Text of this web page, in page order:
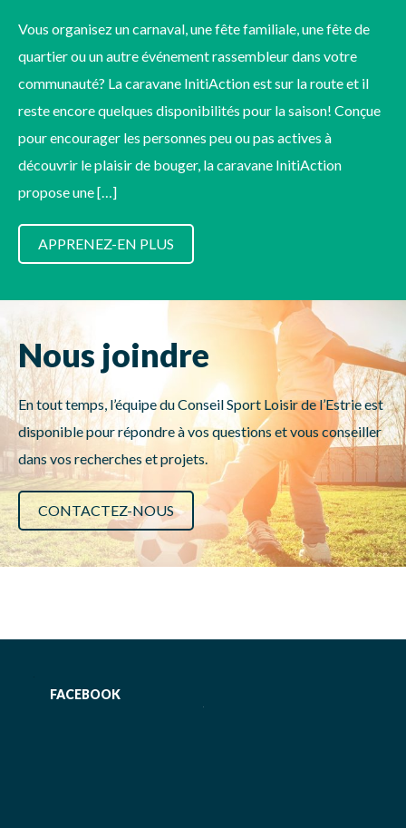
Vous organisez un carnaval, une fête familiale, une fête de
quartier ou un autre événement rassembleur dans votre
communauté? La caravane InitiAction est sur la route et il
reste encore quelques disponibilités pour la saison! Conçue
pour encourager les personnes peu ou pas actives à
découvrir le plaisir de bouger, la caravane InitiAction
propose une […]
APPRENEZ-EN PLUS
Nous joindre
En tout temps, l’équipe du Conseil Sport Loisir de l’Estrie est
disponible pour répondre à vos questions et vous conseiller
dans vos recherches et projets.
CONTACTEZ-NOUS
FACEBOOK